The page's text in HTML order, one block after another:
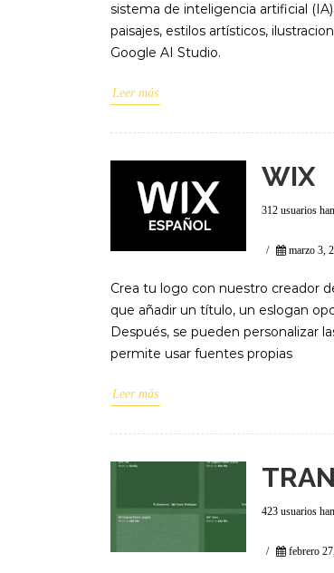
sistema de inteligencia artificial
paisajes, estilos artísticos,
Google AI Studio.
Leer más
WIX
312 usuarios
/ marzo 3,
Crea tu logo con nuestro creador
que añadir un título, un eslogan
Después, se pueden personalizar
permite usar fuentes propias
Leer más
423 usuarios
/ febrero